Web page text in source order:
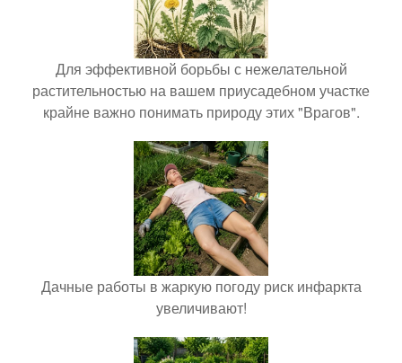
Для эффективной борьбы с нежелательной
растительностью на вашем приусадебном участке
крайне важно понимать природу этих "Врагов".
Дачные работы в жаркую погоду риск инфаркта
увеличивают!